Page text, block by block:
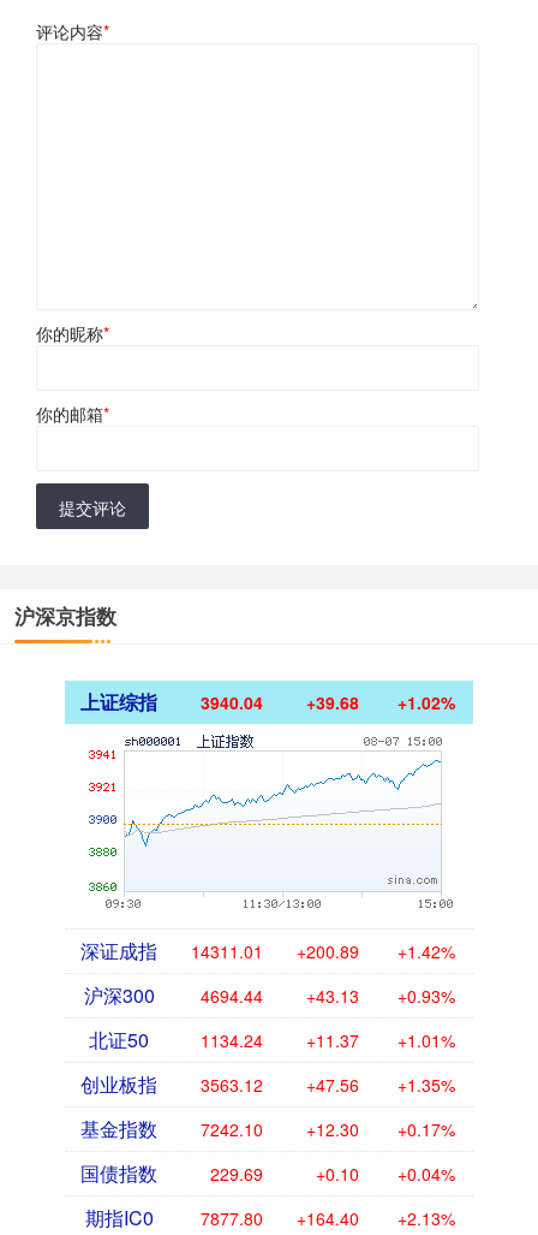
评论内容*
你的昵称*
你的邮箱*
提交评论
沪深京指数
上证综指 3940.04 +39.68 +1.02%
深证成指 14311.01 +200.89 +1.42%
沪深300 4694.44 +43.13 +0.93%
北证50 1134.24 +11.37 +1.01%
创业板指 3563.12 +47.56 +1.35%
基金指数 7242.10 +12.30 +0.17%
国债指数 229.69 +0.10 +0.04%
期指IC0 7877.80 +164.40 +2.13%